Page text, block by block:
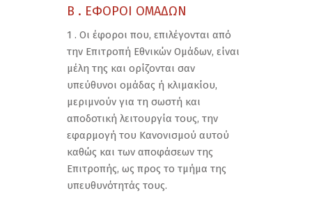
Β . ΕΦΟΡΟΙ ΟΜΑΔΩΝ
1 . Οι έφοροι που, επιλέγονται από
την Επιτροπή Εθνικών Ομάδων, είναι
μέλη της και ορίζονται σαν
υπεύθυνοι ομάδας ή κλιμακίου,
μεριμνούν για τη σωστή και
αποδοτική λειτουργία τους, την
εφαρμογή του Κανονισμού αυτού
καθώς και των αποφάσεων της
Επιτροπής, ως προς το τμήμα της
υπευθυνότητάς τους.